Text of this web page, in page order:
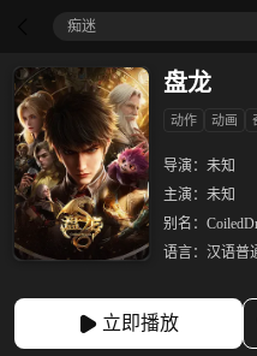
痴迷
盘龙
动作 动画
导演： 未知
主演： 未知
别名：
语言： 汉语普
立即播放